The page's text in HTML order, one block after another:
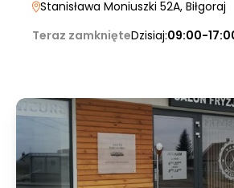
Stanisława Moniuszki 52A, Biłgoraj
Teraz zamknięteDzisiaj:09:00-